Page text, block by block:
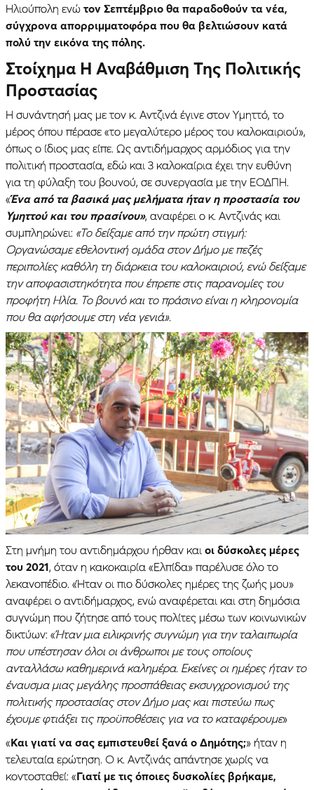
Ηλιούπολη ενώ τον Σεπτέμβριο θα παραδοθούν τα νέα,
σύγχρονα απορριμματοφόρα που θα βελτιώσουν κατά
πολύ την εικόνα της πόλης.
Στοίχημα Η Αναβάθμιση Της Πολιτικής
Προστασίας
Η συνάντησή μας με τον κ. Αντζινά έγινε στον Υμηττό, το
μέρος όπου πέρασε «το μεγαλύτερο μέρος του καλοκαιριού»,
όπως ο ίδιος μας είπε. Ως αντιδήμαρχος αρμόδιος για την
πολιτική προστασία, εδώ και 3 καλοκαίρια έχει την ευθύνη
για τη φύλαξη του βουνού, σε συνεργασία με την ΕΟΔΠΗ.
«Ένα από τα βασικά μας μελήματα ήταν η προστασία του
Υμηττού και του πρασίνου», αναφέρει ο κ. Αντζινάς και
συμπληρώνει: «Το δείξαμε από την πρώτη στιγμή:
Οργανώσαμε εθελοντική ομάδα στον Δήμο με πεζές
περιπολίες καθόλη τη διάρκεια του καλοκαιριού, ενώ δείξαμε
την αποφασιστηκότητα που έπρεπε στις παρανομίες του
προφήτη Ηλία. Το βουνό και το πράσινο είναι η κληρονομία
που θα αφήσουμε στη νέα γενιά».
Στη μνήμη του αντιδημάρχου ήρθαν και οι δύσκολες μέρες
του 2021, όταν η κακοκαιρία «Ελπίδα» παρέλυσε όλο το
λεκανοπέδιο. «Ήταν οι πιο δύσκολες ημέρες της ζωής μου»
αναφέρει ο αντιδήμαρχος, ενώ αναφέρεται και στη δημόσια
συγνώμη που ζήτησε από τους πολίτες μέσω των κοινωνικών
δικτύων: «Ήταν μια ειλικρινής συγνώμη για την ταλαιπωρία
που υπέστησαν όλοι οι άνθρωποι με τους οποίους
ανταλλάσω καθημερινά καλημέρα. Εκείνες οι ημέρες ήταν το
έναυσμα μιας μεγάλης προσπάθειας εκσυγχρονισμού της
πολιτικής προστασίας στον Δήμο μας και πιστεύω πως
έχουμε φτιάξει τις προϋποθέσεις για να το καταφέρουμε»
«Και γιατί να σας εμπιστευθεί ξανά ο Δημότης;» ήταν η
τελευταία ερώτηση. Ο κ. Αντζινάς απάντησε χωρίς να
κοντοσταθεί: «Γιατί με τις όποιες δυσκολίες βρήκαμε,